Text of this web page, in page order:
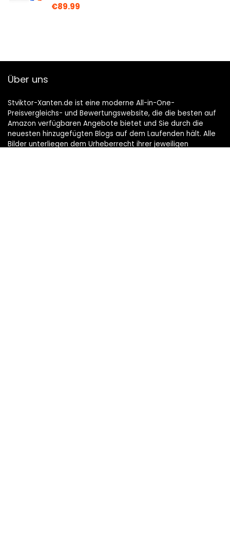
€89.99
Über uns
Stviktor-Xanten.de ist eine moderne All-in-One-
Preisvergleichs- und Bewertungswebsite, die die besten auf
Amazon verfügbaren Angebote bietet und Sie durch die
neuesten hinzugefügten Blogs auf dem Laufenden hält. Alle
Bilder unterliegen dem Urheberrecht ihrer jeweiligen